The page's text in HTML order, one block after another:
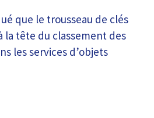
que le trousseau de clés
la tête du classement des
les services d’objets